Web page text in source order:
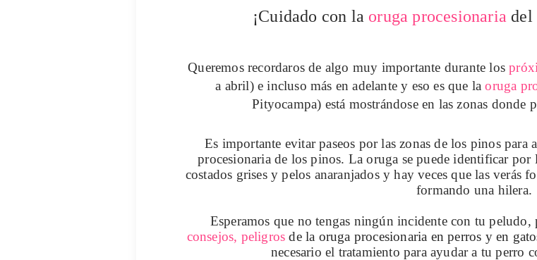
¡Cuidado con la oruga procesionaria del
Queremos recordaros de algo muy importante durante los
a abril) e incluso más en adelante y eso es que laoruga
Pityocampa) está mostrándose en las zonas donde
Es importante evitar paseos por las zonas de los pinospara
procesionaria de los pinos. La oruga se puede identificar por
costados grises y pelos anaranjados y hay veces que las verás
formando una hilera.
Esperamos que no tengas ningún incidente con tu peludo,
consejos, peligros de la oruga procesionaria en perros y en
necesario el tratamiento para ayudar a tu perro